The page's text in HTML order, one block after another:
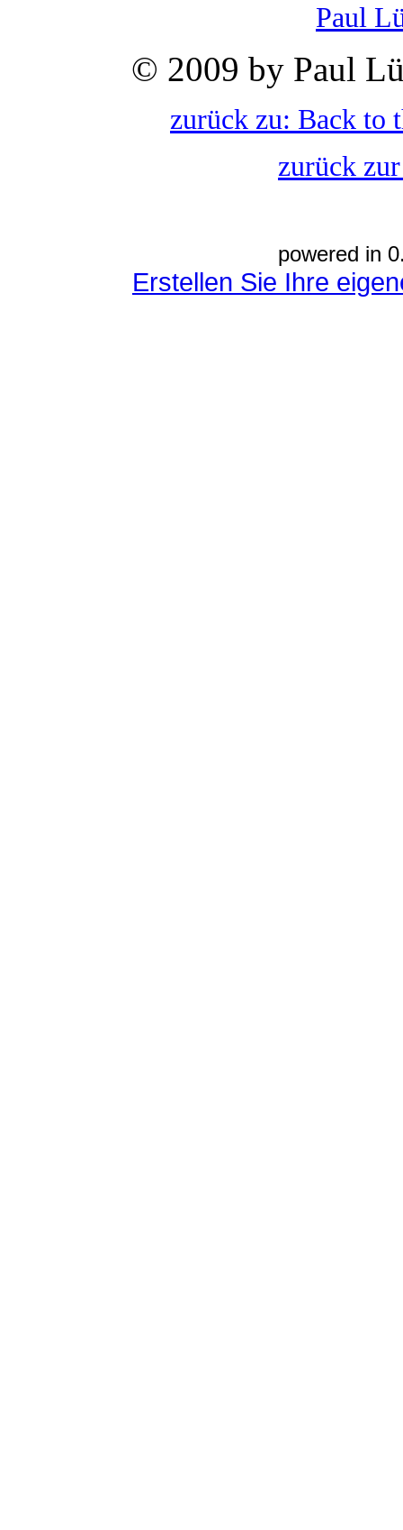
Paul
© 2009 by Paul
zurück zu: Back to
zurück
powered in
Erstellen Sie Ihre